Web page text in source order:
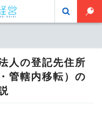
人の登記先住所
管轄内移転）の